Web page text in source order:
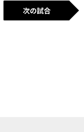
次の試合